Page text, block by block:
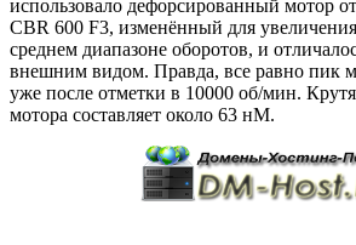
использовало дефорсированный мотор
CBR 600 F3, изменённый для
среднем диапазоне оборотов, и
внешним видом. Правда, все равно пик
уже после отметки в 10000 об/мин.
мотора составляет около 63 нМ.